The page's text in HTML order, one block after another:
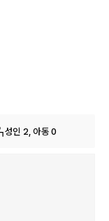
성인 2, 아동 0